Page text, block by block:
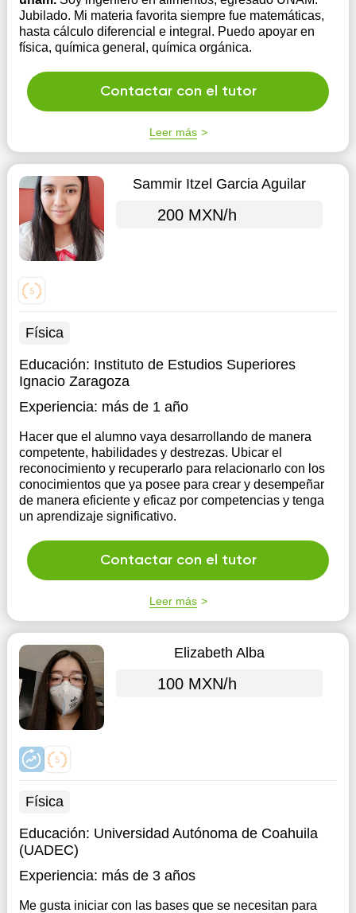
Jubilado. Mi materia favorita siempre fue matemáticas,
hasta cálculo diferencial e integral. Puedo apoyar en
física, química general, química orgánica.
Contactar con el tutor
Leer más
Sammir Itzel Garcia Aguilar
200 MXN/h
Física
Educación: Instituto de Estudios Superiores
Ignacio Zaragoza
Experiencia: más de 1 año
Hacer que el alumno vaya desarrollando de manera
competente, habilidades y destrezas. Ubicar el
reconocimiento y recuperarlo para relacionarlo con los
conocimientos que ya posee para crear y desempeñar
de manera eficiente y eficaz por competencias y tenga
un aprendizaje significativo.
Contactar con el tutor
Leer más
Elizabeth Alba
100 MXN/h
Física
Educación: Universidad Autónoma de Coahuila
(UADEC)
Experiencia: más de 3 años
Me gusta iniciar con las bases que se necesitan para